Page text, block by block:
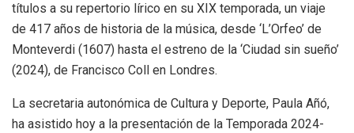
títulos a su repertorio lírico en su XIX temporada, un viaje
de 417 años de historia de la música, desde ‘L’Orfeo’ de
Monteverdi (1607) hasta el estreno de la ‘Ciudad sin sueño’
(2024), de Francisco Coll en Londres.
La secretaria autonómica de Cultura y Deporte, Paula Añó,
ha asistido hoy a la presentación de la Temporada 2024-